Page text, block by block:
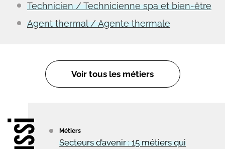
Technicien / Technicienne spa et bien-être
Agent thermal / Agente thermale
Voir tous les métiers
Métiers
Secteurs d’avenir : 15 métiers qui